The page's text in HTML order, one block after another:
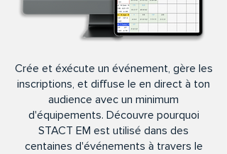
Crée et éxécute un événement, gère les
inscriptions, et diffuse le en direct à ton
audience avec un minimum
d'équipements. Découvre pourquoi
STACT EM est utilisé dans des
centaines d'événements à travers le